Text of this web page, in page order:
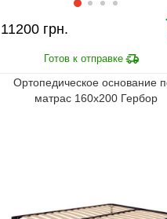
ПОЧЕМУ
11200 грн.
Ортопедическое основание
матрас 160х200 Гербор